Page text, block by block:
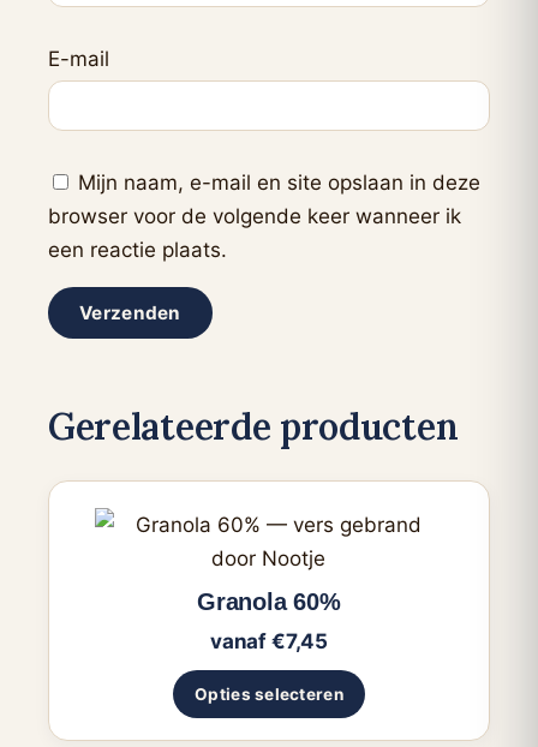
E-mail
Mijn naam, e-mail en site opslaan in deze
browser voor de volgende keer wanneer ik
een reactie plaats.
Gerelateerde producten
Granola 60%
vanaf €7,45
Opties selecteren
Dit
product
heeft
variaties.
Deze
optie